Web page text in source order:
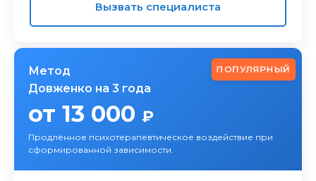
Вызвать специалиста
ПОПУЛЯРНЫЙ
Метод
Довженко на 3 года
от 13 000 ₽
Продлённое психотерапевтическое воздействие при
сформированной зависимости.